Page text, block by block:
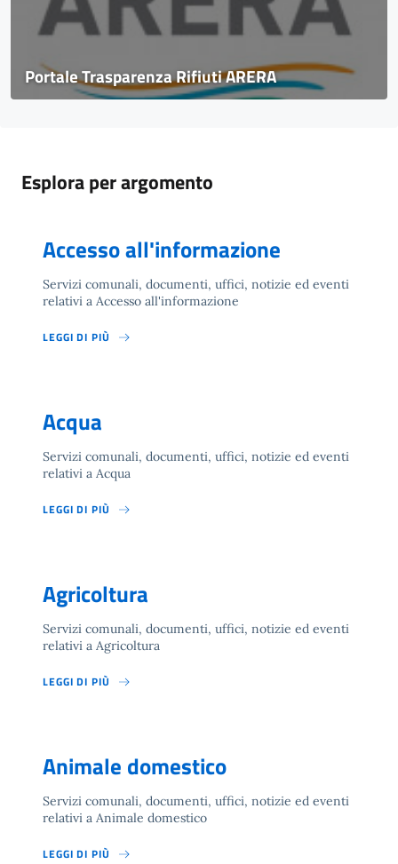
Portale Trasparenza Rifiuti ARERA
Esplora per argomento
Accesso all'informazione
Servizi comunali, documenti, uffici, notizie ed eventi
relativi a Accesso all'informazione
LEGGI DI PIÙ
Acqua
Servizi comunali, documenti, uffici, notizie ed eventi
relativi a Acqua
LEGGI DI PIÙ
Agricoltura
Servizi comunali, documenti, uffici, notizie ed eventi
relativi a Agricoltura
LEGGI DI PIÙ
Animale domestico
Servizi comunali, documenti, uffici, notizie ed eventi
relativi a Animale domestico
LEGGI DI PIÙ